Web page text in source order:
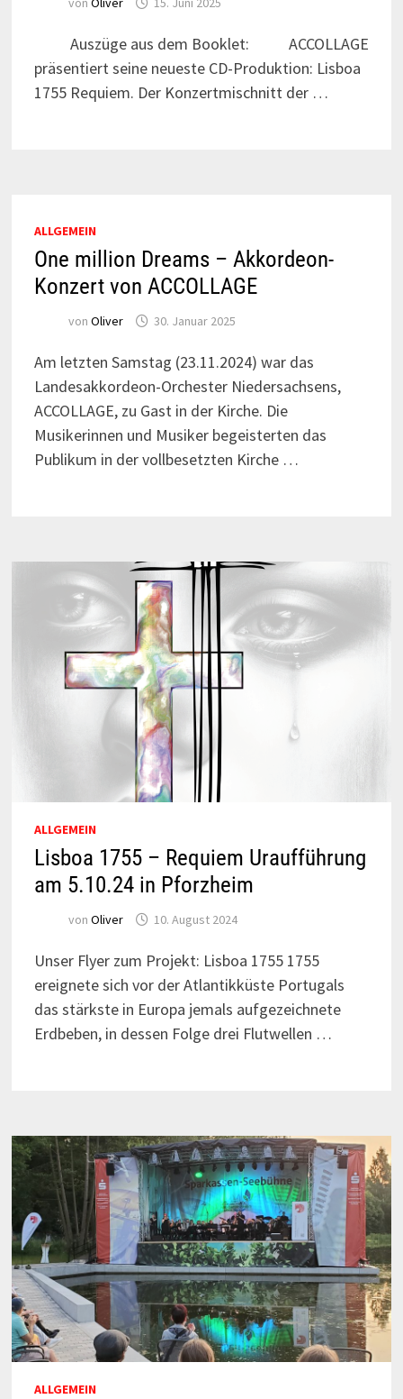
Auszüge aus dem Booklet: ACCOLLAGE
präsentiert seine neueste CD-Produktion: Lisboa
1755 Requiem. Der Konzertmischnitt der …
ALLGEMEIN
One million Dreams – Akkordeon-
Konzert von ACCOLLAGE
von Oliver 30. Januar 2025
Am letzten Samstag (23.11.2024) war das
Landesakkordeon-Orchester Niedersachsens,
ACCOLLAGE, zu Gast in der Kirche. Die
Musikerinnen und Musiker begeisterten das
Publikum in der vollbesetzten Kirche …
ALLGEMEIN
Lisboa 1755 – Requiem Uraufführung
am 5.10.24 in Pforzheim
von Oliver 10. August 2024
Unser Flyer zum Projekt: Lisboa 1755 1755
ereignete sich vor der Atlantikküste Portugals
das stärkste in Europa jemals aufgezeichnete
Erdbeben, in dessen Folge drei Flutwellen …
ALLGEMEIN